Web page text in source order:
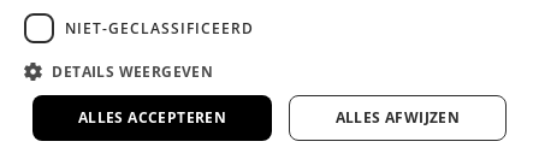
Filters
Levertijd: 6 - 8 weken
Save
NIET-GECLASSIFICEERD
DETAILS WEERGEVEN
ALLES ACCEPTEREN ALLES AFWIJZEN